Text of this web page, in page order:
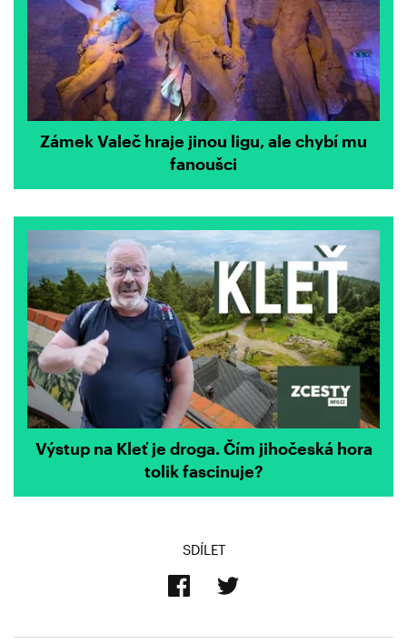
Zámek Valeč hraje jinou ligu, ale chybí mu
fanoušci
Výstup na Kleť je droga. Čím jihočeská hora
tolik fascinuje?
SDÍLET